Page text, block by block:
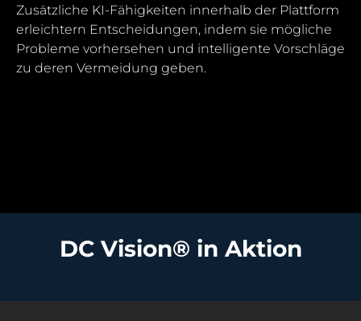
Zusätzliche KI-Fähigkeiten innerhalb der Plattform
erleichtern Entscheidungen, indem sie mögliche
Probleme vorhersehen und intelligente Vorschläge
zu deren Vermeidung geben.
DC Vision® in Aktion